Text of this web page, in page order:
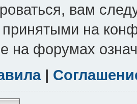
вам
принятыми на
на форумах
|